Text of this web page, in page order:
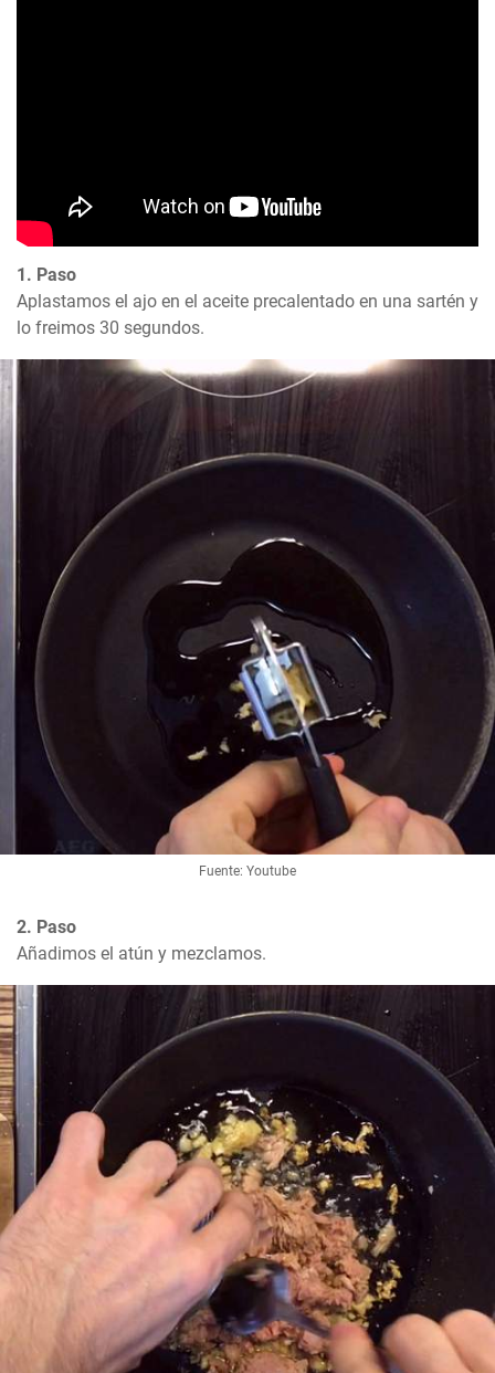
1. Paso
Aplastamos el ajo en el aceite precalentado en una sartén y
lo freimos 30 segundos.
Fuente: Youtube
2. Paso
Añadimos el atún y mezclamos.